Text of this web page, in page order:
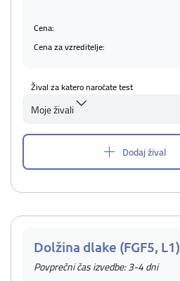
Cena:
Cena za vzreditelje:
Žival za katero naročate test
Moje živali
Dodaj žival
Dolžina dlake (FGF5, L1)
Povprečni čas izvedbe: 3-4 dni